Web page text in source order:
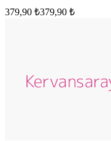
379,90 ₺379,90 ₺